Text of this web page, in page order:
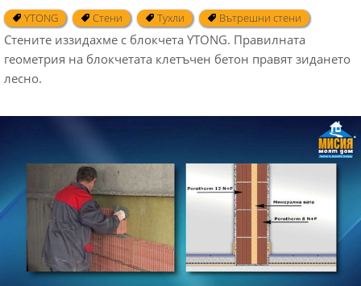
YTONG Стени Тухли Вътрешни стени
Стените иззидахме с блокчета YTONG. Правилната
геометрия на блокчетата клетъчен бетон правят зидането
лесно.